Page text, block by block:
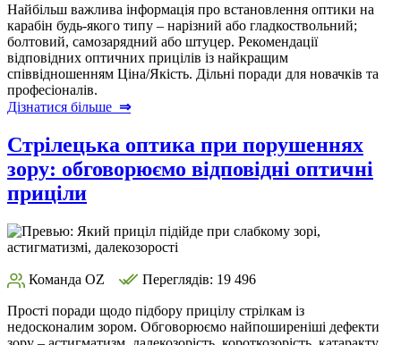
Найбільш важлива інформація про встановлення оптики на
карабін будь-якого типу – нарізний або гладкоствольний;
болтовий, самозарядний або штуцер. Рекомендації
відповідних оптичних прицілів із найкращим
співвідношенням Ціна/Якість. Дільні поради для новачків та
професіоналів.
Дізнатися більше ⇒
Стрілецька оптика при порушеннях
зору: обговорюємо відповідні оптичні
приціли
Команда OZ Переглядів: 19 496
Прості поради щодо підбору прицілу стрілкам із
недосконалим зором. Обговорюємо найпоширеніші дефекти